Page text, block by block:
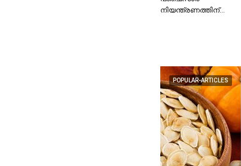
നിയന്ത്രണത്തിന്…
POPULAR-ARTICLES